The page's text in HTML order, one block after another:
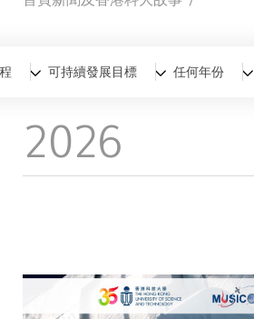
導
航
連
結
全部新聞香港科大故事
可持續發展目標 任何年份
2026